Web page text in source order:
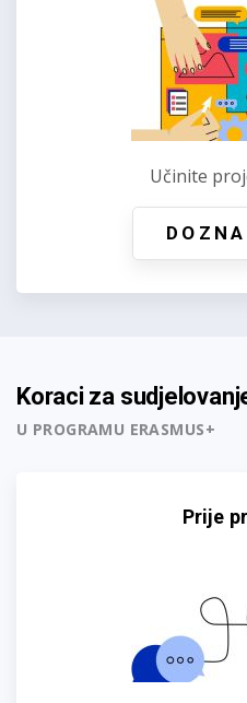
Učinite
Koraci za
U PROGRAMU ERASMUS+
Prije